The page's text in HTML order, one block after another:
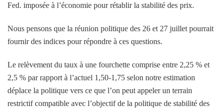
Fed. imposée à l’économie pour rétablir la stabilité des prix.
Nous pensons que la réunion politique des 26 et 27 juillet pourrait
fournir des indices pour répondre à ces questions.
Le relèvement du taux à une fourchette comprise entre 2,25 % et
2,5 % par rapport à l’actuel 1,50-1,75 selon notre estimation
déplace la politique vers ce que l’on peut appeler un terrain
restrictif compatible avec l’objectif de la politique de stabilité des